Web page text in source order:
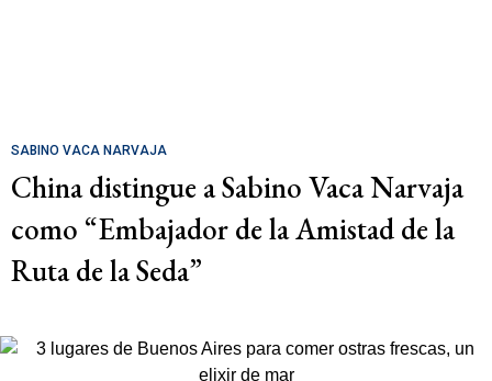
SABINO VACA NARVAJA
China distingue a Sabino Vaca Narvaja
como “Embajador de la Amistad de la
Ruta de la Seda”